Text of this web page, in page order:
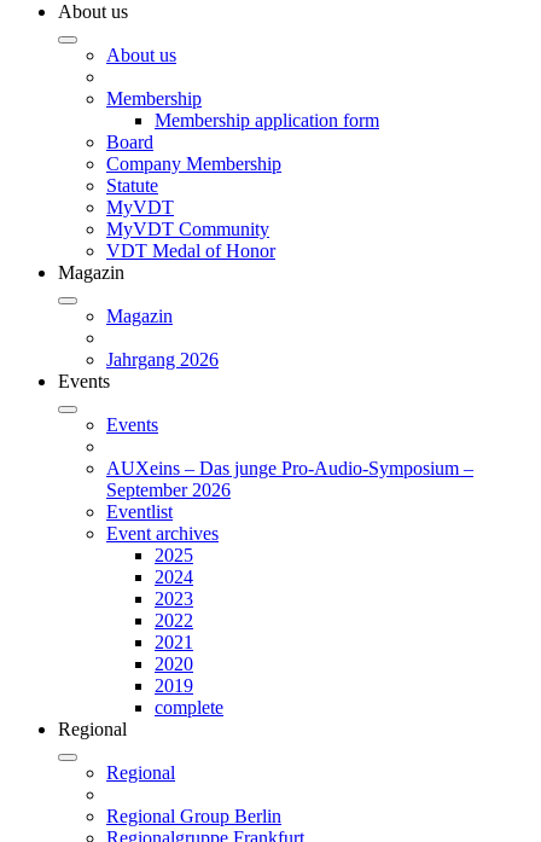
About us
About us
Membership
Membership application form
Board
Company Membership
Statute
MyVDT
MyVDT Community
VDT Medal of Honor
Magazin
Magazin
Jahrgang 2026
Events
Events
AUXeins – Das junge Pro-Audio-Symposium –
September 2026
Eventlist
Event archives
2025
2024
2023
2022
2021
2020
2019
complete
Regional
Regional
Regional Group Berlin